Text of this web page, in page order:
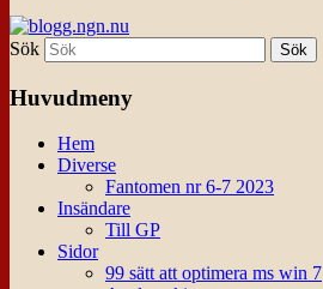
Sök
Huvudmeny
Hem
Diverse
Fantomen nr 6-7 2023
Insändare
Till GP
Sidor
99 sätt att optimera ms win 7